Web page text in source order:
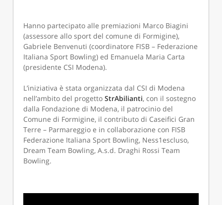
Hanno partecipato alle premiazioni Marco Biagini
(assessore allo sport del comune di Formigine),
Gabriele Benvenuti (coordinatore FISB – Federazione
Italiana Sport Bowling) ed Emanuela Maria Carta
(presidente CSI Modena).
L’iniziativa è stata organizzata dal CSI di Modena
nell’ambito del progettoStrAbilianti, con il sostegno
dalla Fondazione di Modena, il patrocinio del
Comune di Formigine, il contributo di Caseifici Gran
Terre – Parmareggio e in collaborazione con FISB
Federazione Italiana Sport Bowling, Ness1escluso,
Dream Team Bowling, A.s.d. Draghi Rossi Team
Bowling.